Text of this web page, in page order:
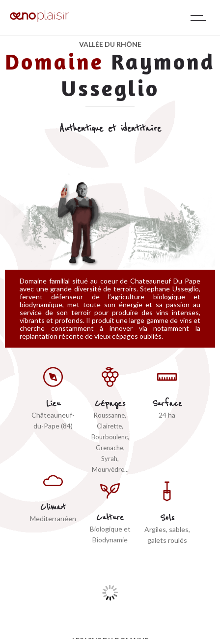
VALLÉE DU RHÔNE
Domaine Raymond
Usseglio
Authentique et identitaire
Domaine familial situé au coeur de Chateauneuf Du Pape
avec une grande diversité de terroirs. Stephane Usseglio,
fervent défenseur de l’agriculture biologique et
biodynamique, met toute son énergie et sa passion au
service de son terroir pour produire des vins intenses,
vibrants et profonds. Il produit une large gamme de vins et
cherche constamment à innover via notamment la
replantation récente de vieux cépages oubliés.
Lieu
Châteauneuf-
du-Pape (84)
Climat
Mediterranéen
Cépages
Roussanne,
Clairette,
Bourboulenc,
Grenache,
Syrah,
Mourvèdre...
Culture
Biologique et
Biodynamie
Surface
24 ha
Sols
Argiles, sables,
galets roulés